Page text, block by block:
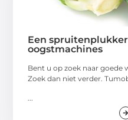
Een
oogstmachines
Bent u op zoek naar goede
Zoek dan niet verder.